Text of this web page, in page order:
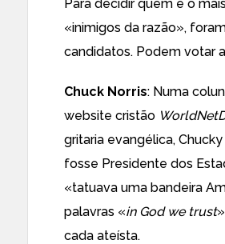
Para decidir quem é o
«inimigos da razão»,
candidatos. Podem votar
Chuck Norris: Numa
website cristão
gritaria evangélica,
fosse Presidente dos
«tatuava uma bandeira
palavras «in God we trust
cada ateísta.